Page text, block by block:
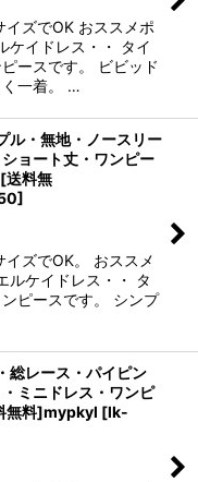
イズでOK おススメポ
ケイドレス・・ タイ
ースです。 ビビッド
く一着。 …
ル・無地・ノースリー
ョート丈・ワンピー
送料無
]
ズでOK。 おススメ
ルケイドレス・・ タ
ピースです。 シンプ
総レース・パイピン
ミニドレス・ワンピ
無料]mypkyl [lk-